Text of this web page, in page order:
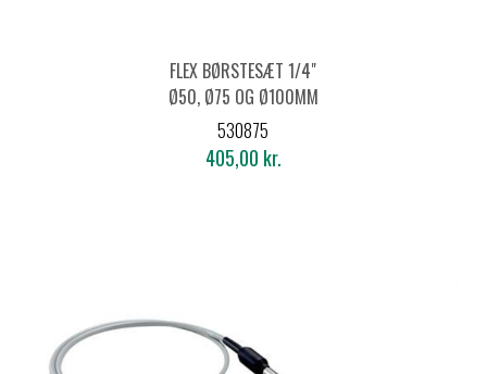
FLEX BØRSTESÆT 1/4"
Ø50, Ø75 OG Ø100MM
530875
405,00 kr.